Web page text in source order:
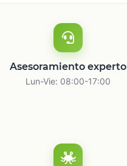
Asesoramiento experto
Lun-Vie: 08:00-17:00